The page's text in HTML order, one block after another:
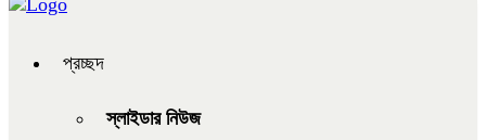
প্রচ্ছদ
স্লাইডার নিউজ